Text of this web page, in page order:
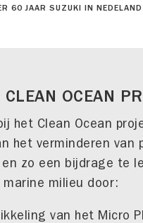
60 JAAR SUZUKI IN NEDELAND
OCEAN
het Clean Ocean
het verminderen van
zo een bijdrage te
milieu door:
van het Micro